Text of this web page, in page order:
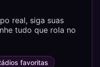
real, siga suas
tudo que rola no
favoritas